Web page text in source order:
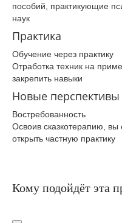
пособий, практикующие
наук
Практика
Обучение через практику
Отработка техник на
закрепить навыки
Новые перспективы
Востребованность
Освоив сказкотерапию, вы
открыть частную практику
Кому подойдёт эта